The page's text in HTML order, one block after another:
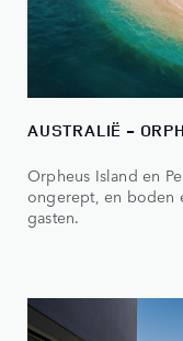
AUSTRALIË -
Orpheus Island en
ongerept, en boden
gasten.